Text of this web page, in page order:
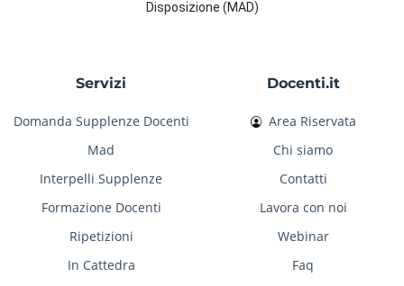
Disposizione (MAD)
Servizi
Domanda Supplenze Docenti
Mad
Interpelli Supplenze
Formazione Docenti
Ripetizioni
In Cattedra
Docenti.it
Area Riservata
Chi siamo
Contatti
Lavora con noi
Webinar
Faq